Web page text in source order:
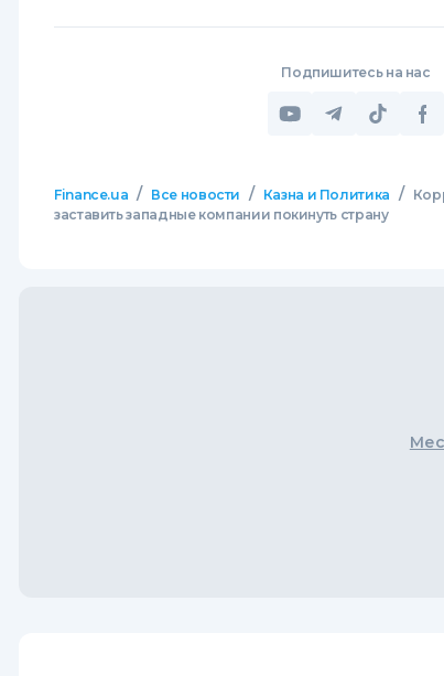
Подпишитесь на нас
Finance.ua / Все новости / Казна и Политика /
заставить западные компании покинуть страну